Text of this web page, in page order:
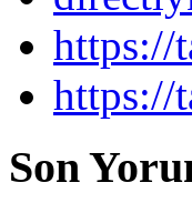
https://
https://
Son